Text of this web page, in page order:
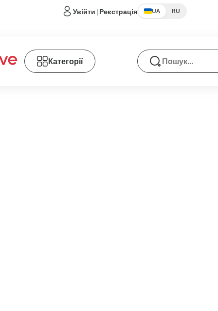
Увійти | Реєстрація UA RU
Категорії Пошук товарів